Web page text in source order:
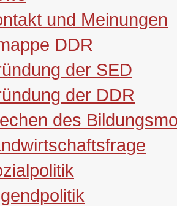
und Meinungen
DDR
der SED
der DDR
des